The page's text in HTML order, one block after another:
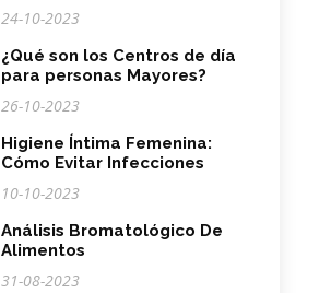
24-10-2023
¿Qué son los Centros de día
para personas Mayores?
26-10-2023
Higiene Íntima Femenina:
Cómo Evitar Infecciones
10-10-2023
Análisis Bromatológico De
Alimentos
31-08-2023